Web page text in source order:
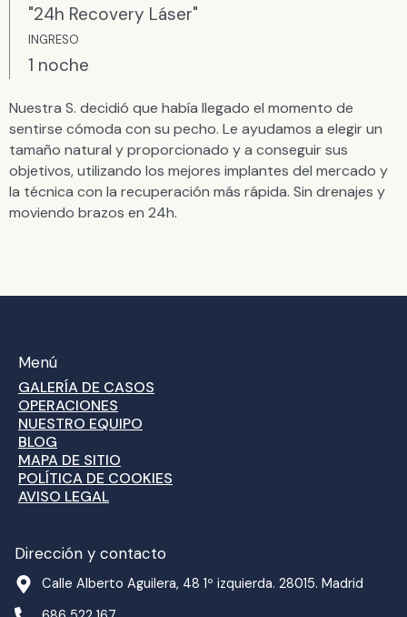
"24h Recovery Láser"
INGRESO
1 noche
Nuestra S. decidió que había llegado el momento de
sentirse cómoda con su pecho. Le ayudamos a elegir un
tamaño natural y proporcionado y a conseguir sus
objetivos, utilizando los mejores implantes del mercado y
la técnica con la recuperación más rápida. Sin drenajes y
moviendo brazos en 24h.
Menú
GALERÍA DE CASOS
OPERACIONES
NUESTRO EQUIPO
BLOG
MAPA DE SITIO
POLÍTICA DE COOKIES
AVISO LEGAL
Dirección y contacto
Calle Alberto Aguilera, 48 1º izquierda. 28015. Madrid